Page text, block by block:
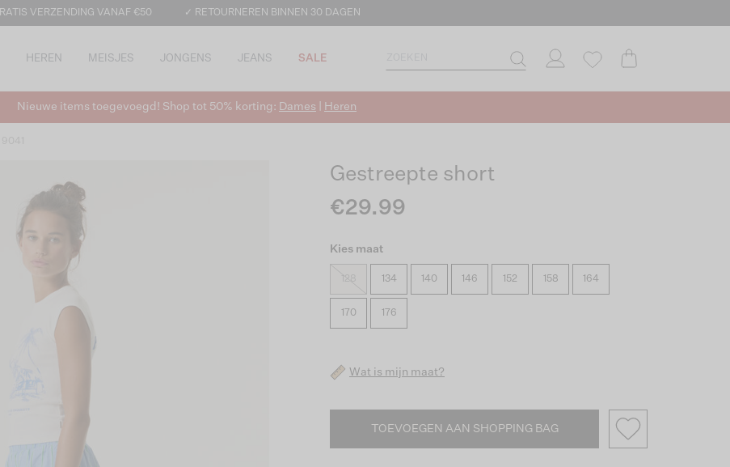
VERZENDING VANAF €50 ✓ RETOURNEREN BINNEN 30 DAGEN
HEREN MEISJES JONGENS JEANS SALE
Nieuwe items toegevoegd! Shop tot 50% korting: Dames Heren
Gestreepte short
€29.99
Kies maat
134 140 146 152 158 164
170 176
Wat is mijn maat?
TOEVOEGEN AAN SHOPPING BAG